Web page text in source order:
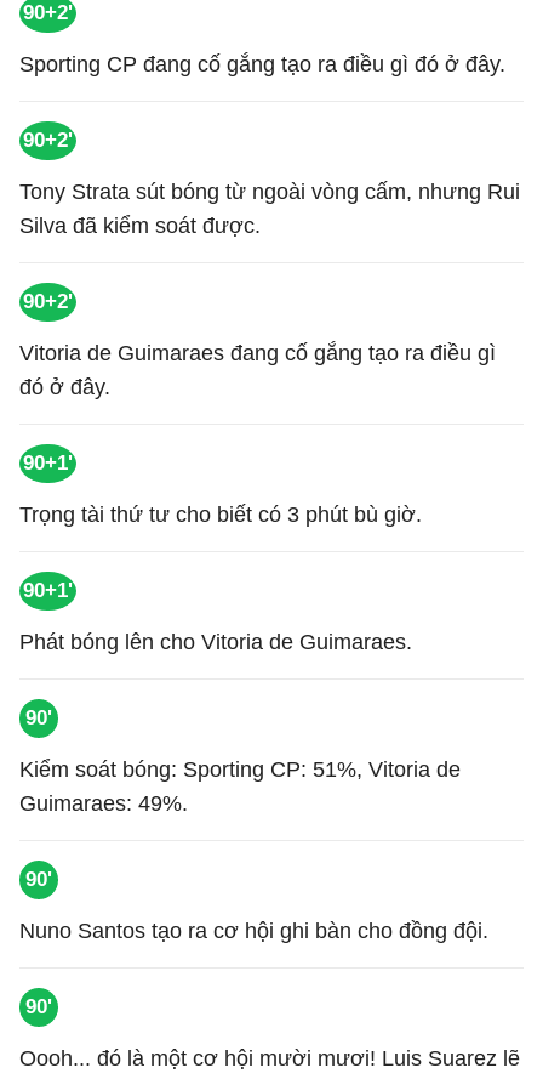
90+2'
Sporting CP đang cố gắng tạo ra điều gì đó ở đây.
90+2'
Tony Strata sút bóng từ ngoài vòng cấm, nhưng Rui
Silva đã kiểm soát được.
90+2'
Vitoria de Guimaraes đang cố gắng tạo ra điều gì
đó ở đây.
90+1'
Trọng tài thứ tư cho biết có 3 phút bù giờ.
90+1'
Phát bóng lên cho Vitoria de Guimaraes.
90'
Kiểm soát bóng: Sporting CP: 51%, Vitoria de
Guimaraes: 49%.
90'
Nuno Santos tạo ra cơ hội ghi bàn cho đồng đội.
90'
Oooh... đó là một cơ hội mười mươi! Luis Suarez lẽ